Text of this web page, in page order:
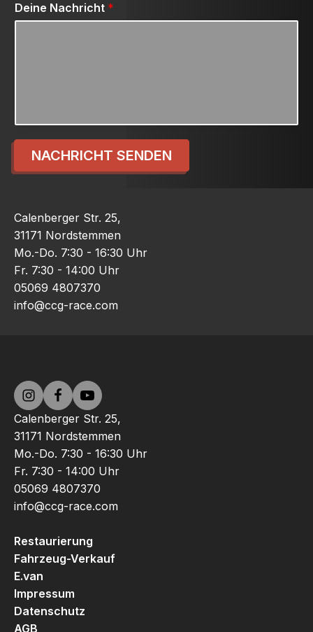
Deine Nachricht *
NACHRICHT SENDEN
Calenberger Str. 25,
31171 Nordstemmen
Mo.-Do. 7:30 - 16:30 Uhr
Fr. 7:30 - 14:00 Uhr
05069 4807370
info@ccg-race.com
Calenberger Str. 25,
31171 Nordstemmen
Mo.-Do. 7:30 - 16:30 Uhr
Fr. 7:30 - 14:00 Uhr
05069 4807370
info@ccg-race.com
Restaurierung
Fahrzeug-Verkauf
E.van
Impressum
Datenschutz
AGB